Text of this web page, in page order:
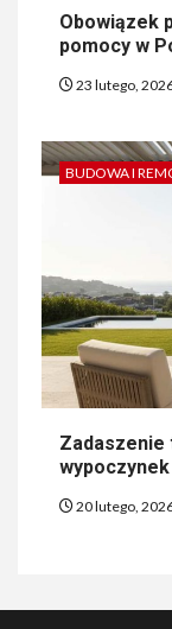
Obowiązek
pomocy w
23 lutego,
BUDOWA I
20 lutego,